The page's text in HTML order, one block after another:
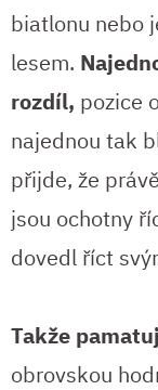
biatlonu nebo
lesem.
rozdíl, pozice
najednou tak
přijde, že
jsou ochotny
dovedl říct
Takže
obrovskou